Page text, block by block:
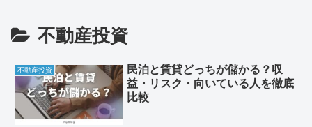
不動産投資
不動産投資
民泊と賃貸どっちが儲かる？収
益・リスク・向いている人を徹底
比較